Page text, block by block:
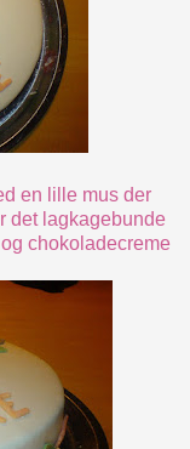
en lille mus der
det lagkagebunde
chokoladecreme